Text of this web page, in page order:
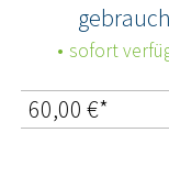
sofort
60,00 €*